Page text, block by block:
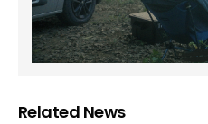
Related News